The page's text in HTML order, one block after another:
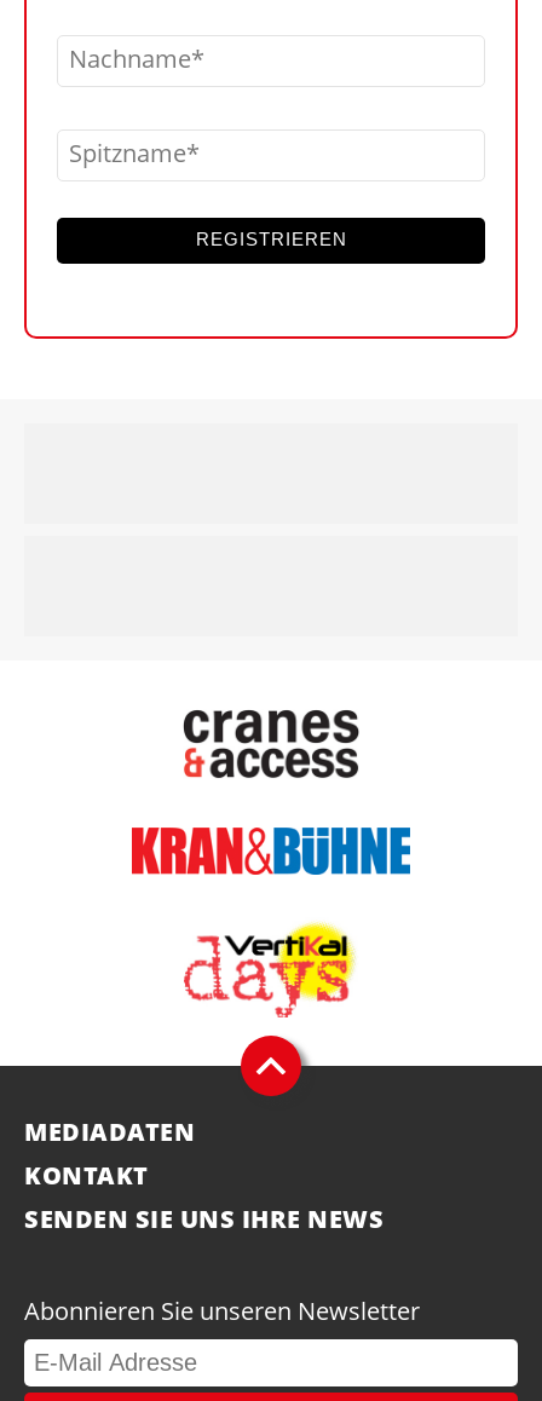
Nachname
Spitzname
REGISTRIEREN
MEDIADATEN
KONTAKT
SENDEN SIE UNS IHRE NEWS
Abonnieren Sie unseren Newsletter